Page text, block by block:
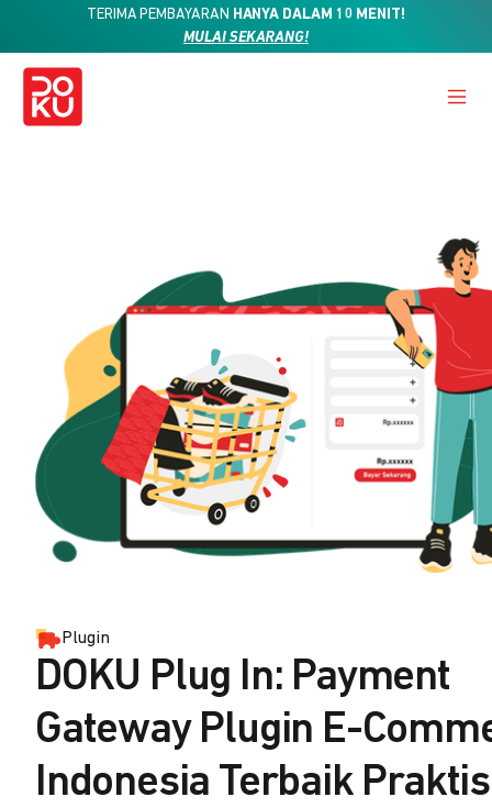
TERIMA PEMBAYARAN HANYA DALAM 10 MENIT!
MULAI SEKARANG!
Plugin
DOKU Plug In: Payment
Gateway Plugin E-
Indonesia Terbaik Praktis